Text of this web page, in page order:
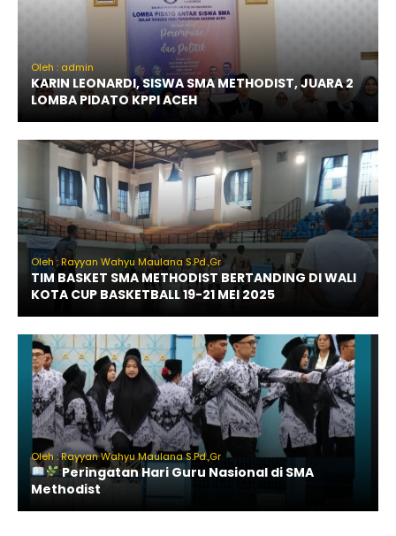
Oleh : admin
KARIN LEONARDI, SISWA SMA METHODIST, JUARA 2
LOMBA PIDATO KPPI ACEH
Oleh : Rayyan Wahyu Maulana S.Pd.,Gr
TIM BASKET SMA METHODIST BERTANDING DI WALI
KOTA CUP BASKETBALL 19-21 MEI 2025
Oleh : Rayyan Wahyu Maulana S.Pd.,Gr
Peringatan Hari Guru Nasional di SMA
Methodist